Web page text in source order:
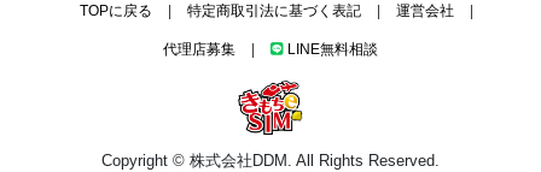
TOPに戻る | 特定商取引法に基づく表記 | 運営会社 |
代理店募集 | LINE無料相談
Copyright © 株式会社DDM. All Rights Reserved.